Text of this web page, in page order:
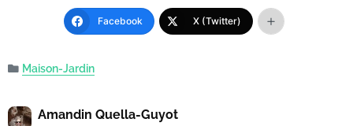
Facebook X (Twitter)
Maison-Jardin
Amandin Quella-Guyot